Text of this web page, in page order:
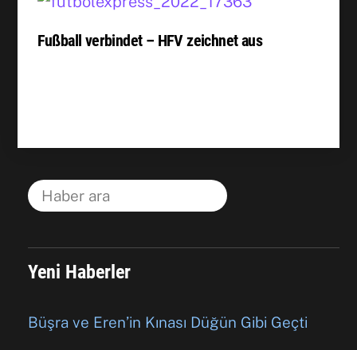
Fußball verbindet – HFV zeichnet aus
Yeni Haberler
Büşra ve Eren’in Kınası Düğün Gibi Geçti